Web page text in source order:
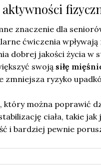
aktywności
znaczenie dla
ćwiczenia
dobrej jakości życia w
swoją siłę
zmniejsza ryzyko
który można poprawić
ciała, takie
i bardziej pewnie